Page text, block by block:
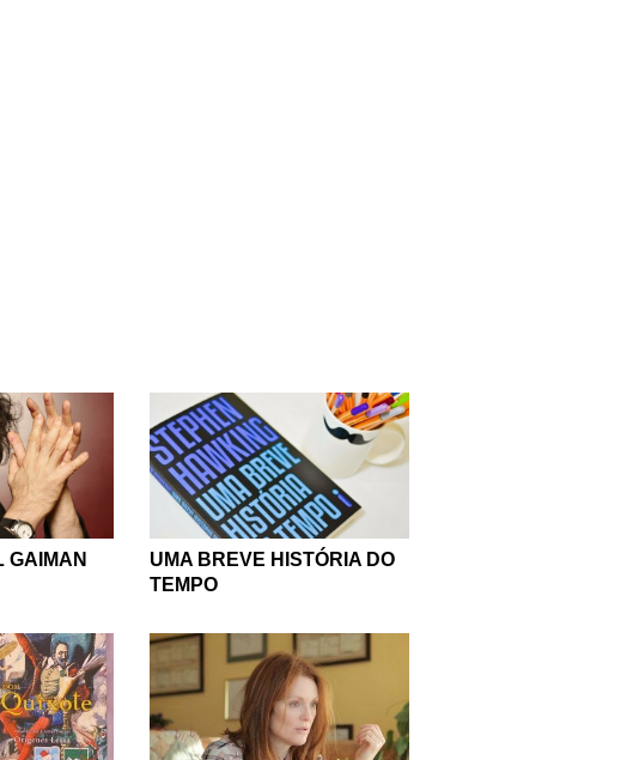
GAIMAN
UMA BREVE HISTÓRIA DO
TEMPO